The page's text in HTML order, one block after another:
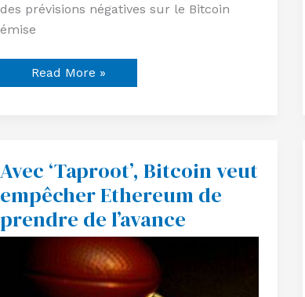
des prévisions négatives sur le Bitcoin
émise
Read More »
Avec ‘Taproot’, Bitcoin veut
empêcher Ethereum de
prendre de l’avance
Avec
‘Taproot’,
Bitcoin
veut
empêcher
Ethereum
de
l’avance